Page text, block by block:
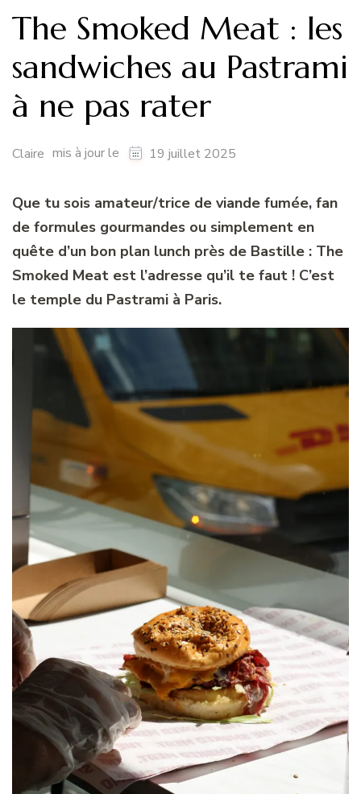
The Smoked Meat : les
sandwiches au Pastrami
à ne pas rater
Claire mis à jour le 19 juillet 2025
Que tu sois amateur/trice de viande fumée, fan
de formules gourmandes ou simplement en
quête d’un bon plan lunch près de Bastille : The
Smoked Meat est l’adresse qu’il te faut ! C’est
le temple du Pastrami à Paris.